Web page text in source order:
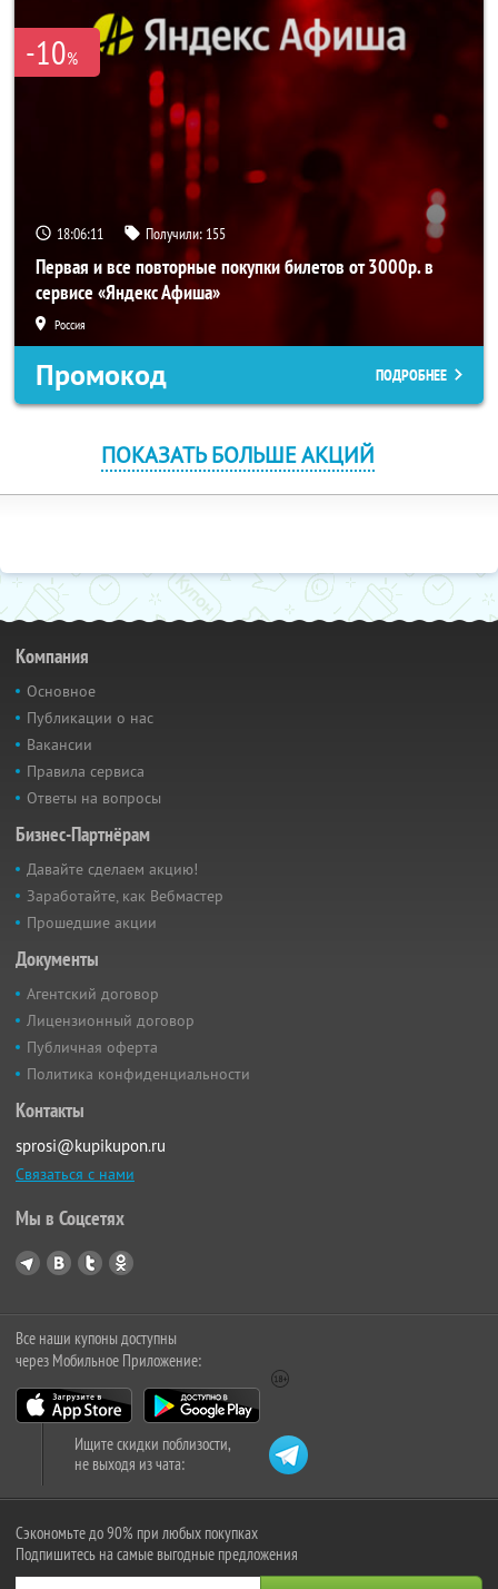
-10%
18:06:10 Получили: 155
Первая и все повторные покупки билетов от 3000р. в
сервисе «Яндекс Афиша»
Россия
Промокод ПОДРОБНЕЕ
ПОКАЗАТЬ БОЛЬШЕ АКЦИЙ
Компания
Основное
Публикации о нас
Вакансии
Правила сервиса
Ответы на вопросы
Бизнес-Партнёрам
Давайте сделаем акцию!
Заработайте, как Вебмастер
Прошедшие акции
Документы
Агентский договор
Лицензионный договор
Публичная оферта
Политика конфиденциальности
Контакты
sprosi@kupikupon.ru
Связаться с нами
Мы в Соцсетях
Все наши купоны доступны
через Мобильное Приложение:
Ищите скидки поблизости,
не выходя из чата:
Сэкономьте до 90% при любых покупках
Подпишитесь на самые выгодные предложения